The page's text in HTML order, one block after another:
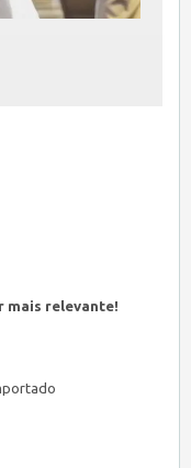
mais relevante!